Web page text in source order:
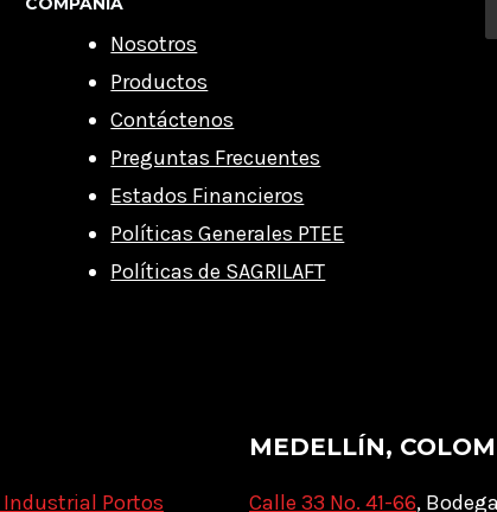
Nosotros
Productos
Contáctenos
Preguntas Frecuentes
Estados Financieros
Políticas Generales PTEE
Políticas de SAGRILAFT
Industrial Portos
MEDELLÍN,
Calle 33 No. 41-66,